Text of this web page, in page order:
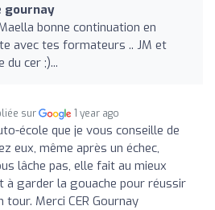
gournay
bonne continuation en
avec tes formateurs .. JM et
du cer ;)...
sur 1 year ago
école que je vous conseille de
eux, même après un échec,
lâche pas, elle fait au mieux
à garder la gouache pour réussir
tour. Merci CER Gournay